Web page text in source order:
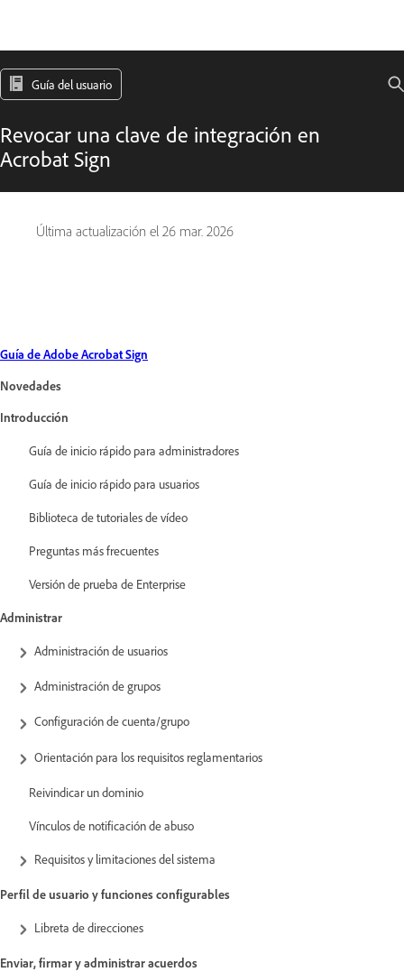
Guía del usuario
Revocar una clave de integración en
Acrobat Sign
Última actualización el 26 mar. 2026
Guía de Adobe Acrobat Sign
Novedades
Introducción
Guía de inicio rápido para administradores
Guía de inicio rápido para usuarios
Biblioteca de tutoriales de vídeo
Preguntas más frecuentes
Versión de prueba de Enterprise
Administrar
Administración de usuarios
Administración de grupos
Configuración de cuenta/grupo
Orientación para los requisitos reglamentarios
Reivindicar un dominio
Vínculos de notificación de abuso
Requisitos y limitaciones del sistema
Perfil de usuario y funciones configurables
Libreta de direcciones
Enviar, firmar y administrar acuerdos